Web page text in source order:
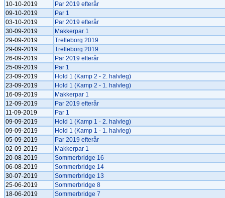
10-10-2019
Par 2019 efterår
09-10-2019
Par 1
03-10-2019
Par 2019 efterår
30-09-2019
Makkerpar 1
29-09-2019
Trelleborg 2019
29-09-2019
Trelleborg 2019
26-09-2019
Par 2019 efterår
25-09-2019
Par 1
23-09-2019
Hold 1 (Kamp 2 - 2. halvleg)
23-09-2019
Hold 1 (Kamp 2 - 1. halvleg)
16-09-2019
Makkerpar 1
12-09-2019
Par 2019 efterår
11-09-2019
Par 1
09-09-2019
Hold 1 (Kamp 1 - 2. halvleg)
09-09-2019
Hold 1 (Kamp 1 - 1. halvleg)
05-09-2019
Par 2019 efterår
02-09-2019
Makkerpar 1
20-08-2019
Sommerbridge 16
06-08-2019
Sommerbridge 14
30-07-2019
Sommerbridge 13
25-06-2019
Sommerbridge 8
18-06-2019
Sommerbridge 7